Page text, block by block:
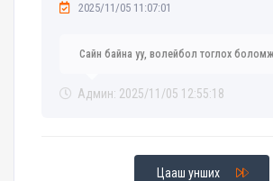
2025/11/05 11:07:01
Сайн байна уу, волейбол тоглох
Админ: 2025/11/05 12:55:18
Цааш унших